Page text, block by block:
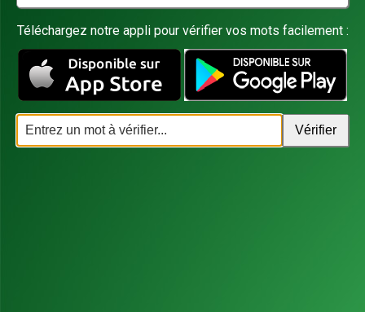
Téléchargez notre appli pour vérifier vos mots facilement :